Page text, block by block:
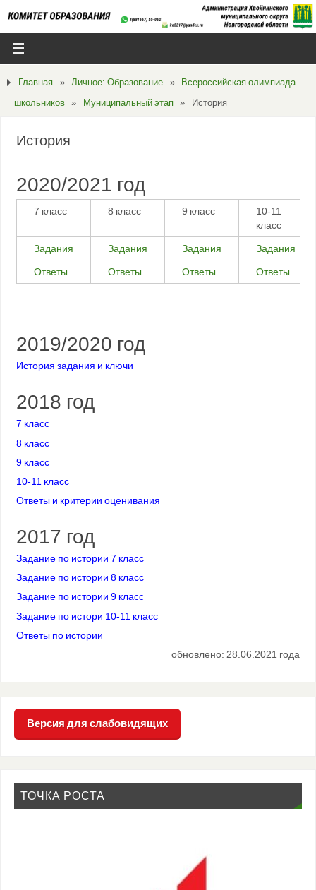
Главная » Личное: Образование »
Всероссийская олимпиада
школьников » Муниципальный этап » История
История
2020/2021 год
7 класс 8 класс 9 класс
10-11
класс
Задания Задания Задания Задания
Ответы Ответы Ответы Ответы
2019/2020 год
История задания и ключи
2018 год
7 класс
8 класс
9 класс
10-11 класс
Ответы и критерии оценивания
2017 год
Задание по истории 7 класс
Задание по истории 8 класс
Задание по истории 9 класс
Задание по истори 10-11 класс
Ответы по истории
обновлено: 28.06.2021 года
Версия для слабовидящих
ТОЧКА РОСТА